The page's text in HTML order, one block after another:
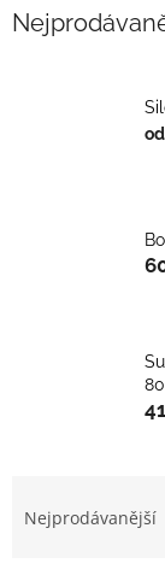
od
Nejprodávanější